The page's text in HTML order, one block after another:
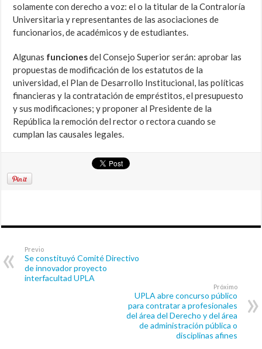
solamente con derecho a voz: el o la titular de la Contraloría
Universitaria y representantes de las asociaciones de
funcionarios, de académicos y de estudiantes.
Algunas funcionesdel Consejo Superior serán: aprobar las
propuestas de modificación de los estatutos de la
universidad, el Plan de Desarrollo Institucional, las políticas
financieras y la contratación de empréstitos, el presupuesto
y sus modificaciones; y proponer al Presidente de la
República la remoción del rector o rectora cuando se
cumplan las causales legales.
Previo
Se constituyó Comité Directivo
de innovador proyecto
interfacultad UPLA
Próximo
UPLA abre concurso público
para contratar a profesionales
del área del Derecho y del área
de administración pública o
disciplinas afines